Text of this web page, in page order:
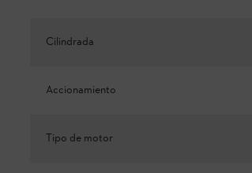
Cilindrada
Accionamiento
Tipo de motor